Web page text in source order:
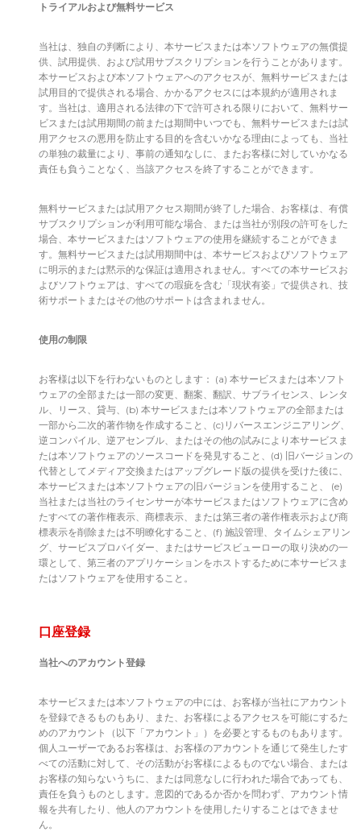
トライアルおよび無料サービス
当社は、独自の判断により、本サービスまたは本ソフトウェアの無償提
供、試用提供、および試用サブスクリプションを行うことがあります。
本サービスおよび本ソフトウェアへのアクセスが、無料サービスまたは
試用目的で提供される場合、かかるアクセスには本規約が適用されま
す。当社は、適用される法律の下で許可される限りにおいて、無料サー
ビスまたは試用期間の前または期間中いつでも、無料サービスまたは試
用アクセスの悪用を防止する目的を含むいかなる理由によっても、当社
の単独の裁量により、事前の通知なしに、またお客様に対していかなる
責任も負うことなく、当該アクセスを終了することができます。
無料サービスまたは試用アクセス期間が終了した場合、お客様は、有償
サブスクリプションが利用可能な場合、または当社が別段の許可をした
場合、本サービスまたはソフトウェアの使用を継続することができま
す。無料サービスまたは試用期間中は、本サービスおよびソフトウェア
に明示的または黙示的な保証は適用されません。すべての本サービスお
よびソフトウェアは、すべての瑕疵を含む「現状有姿」で提供され、技
術サポートまたはその他のサポートは含まれません。
使用の制限
お客様は以下を行わないものとします： (a) 本サービスまたは本ソフト
ウェアの全部または一部の変更、翻案、翻訳、サブライセンス、レンタ
ル、リース、貸与、(b) 本サービスまたは本ソフトウェアの全部または
一部から二次的著作物を作成すること、(c)リバースエンジニアリング、
逆コンパイル、逆アセンブル、またはその他の試みにより本サービスま
たは本ソフトウェアのソースコードを発見すること、(d) 旧バージョンの
代替としてメディア交換またはアップグレード版の提供を受けた後に、
本サービスまたは本ソフトウェアの旧バージョンを使用すること、 (e)
当社または当社のライセンサーが本サービスまたはソフトウェアに含め
たすべての著作権表示、商標表示、または第三者の著作権表示および商
標表示を削除または不明瞭化すること、(f) 施設管理、タイムシェアリン
グ、サービスプロバイダー、またはサービスビューローの取り決めの一
環として、第三者のアプリケーションをホストするために本サービスま
たはソフトウェアを使用すること。
口座登録
当社へのアカウント登録
本サービスまたは本ソフトウェアの中には、お客様が当社にアカウント
を登録できるものもあり、また、お客様によるアクセスを可能にするた
めのアカウント（以下「アカウント」）を必要とするものもあります。
個人ユーザーであるお客様は、お客様のアカウントを通じて発生したす
べての活動に対して、その活動がお客様によるものでない場合、または
お客様の知らないうちに、または同意なしに行われた場合であっても、
責任を負うものとします。意図的であるか否かを問わず、アカウント情
報を共有したり、他人のアカウントを使用したりすることはできませ
ん。